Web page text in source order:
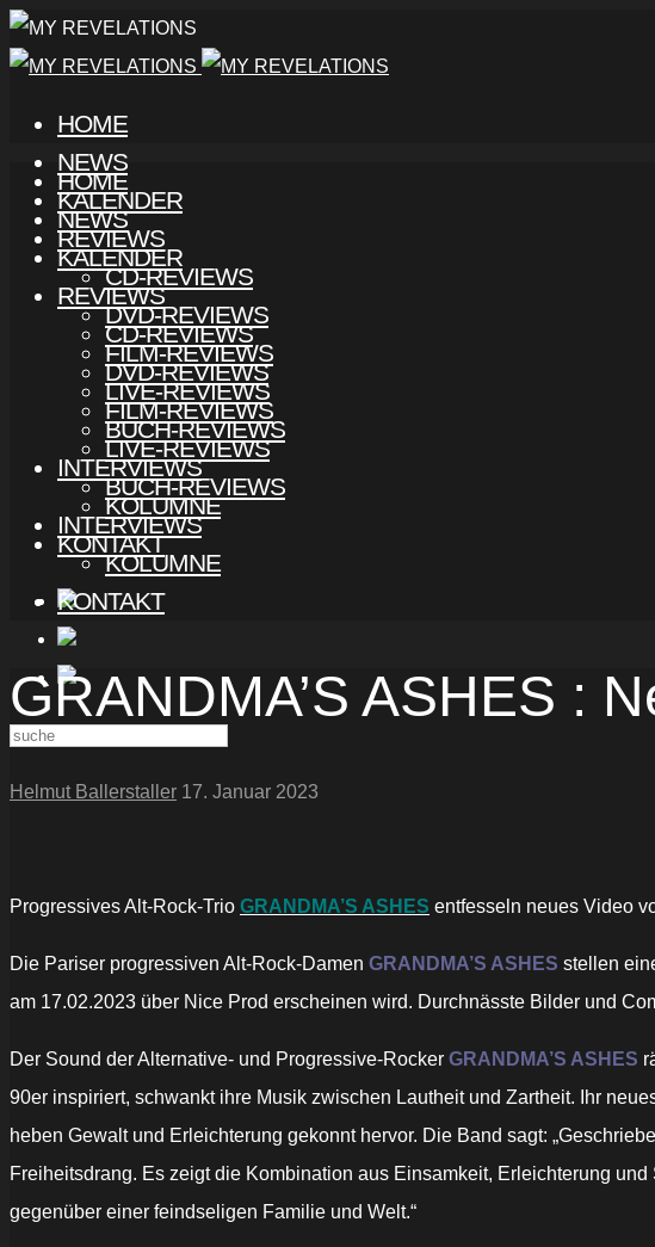
HOME
NEWS
KALENDER
REVIEWS
CD-REVIEWS
DVD-REVIEWS
FILM-REVIEWS
LIVE-REVIEWS
BUCH-REVIEWS
INTERVIEWS
KOLUMNE
KONTAKT
HOME
NEWS
KALENDER
REVIEWS
CD-REVIEWS
DVD-REVIEWS
FILM-REVIEWS
LIVE-REVIEWS
BUCH-REVIEWS
INTERVIEWS
KOLUMNE
KONTAKT
GRANDMA’S ASHES :
Helmut Ballerstaller 17. Januar 2023
Progressives Alt-Rock-Trio GRANDMA’S ASHES entfesseln neues Video
Die Pariser progressiven Alt-Rock-Damen GRANDMA’S ASHES stellen
am 17.02.2023 über Nice Prod erscheinen wird. Durchnässte Bilder und
Der Sound der Alternative- und Progressive-Rocker GRANDMA’S ASHES
90er inspiriert, schwankt ihre Musik zwischen Lautheit und Zartheit. Ihr
heben Gewalt und Erleichterung gekonnt hervor. Die Band sagt:
Freiheitsdrang. Es zeigt die Kombination aus Einsamkeit, Erleichterung
gegenüber einer feindseligen Familie und Welt.“